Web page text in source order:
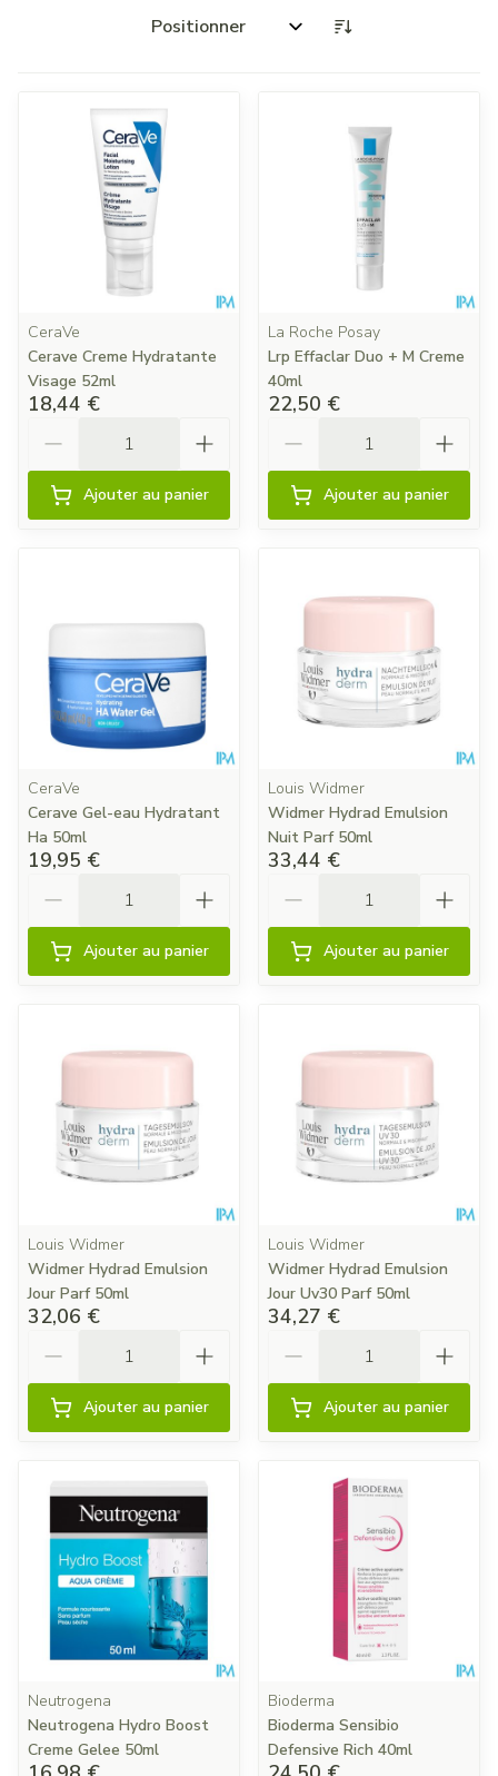
Trier par:
CeraVe
Cerave Creme Hydratante
Visage 52ml
18,44 €
Ajouter au panier
La Roche Posay
Lrp Effaclar Duo + M Creme
40ml
22,50 €
Ajouter au panier
CeraVe
Cerave Gel-eau Hydratant
Ha 50ml
19,95 €
Ajouter au panier
Louis Widmer
Widmer Hydrad Emulsion
Nuit Parf 50ml
33,44 €
Ajouter au panier
Louis Widmer
Widmer Hydrad Emulsion
Jour Parf 50ml
32,06 €
Ajouter au panier
Louis Widmer
Widmer Hydrad Emulsion
Jour Uv30 Parf 50ml
34,27 €
Ajouter au panier
Neutrogena
Neutrogena Hydro Boost
Creme Gelee 50ml
Bioderma
Bioderma Sensibio
Defensive Rich 40ml